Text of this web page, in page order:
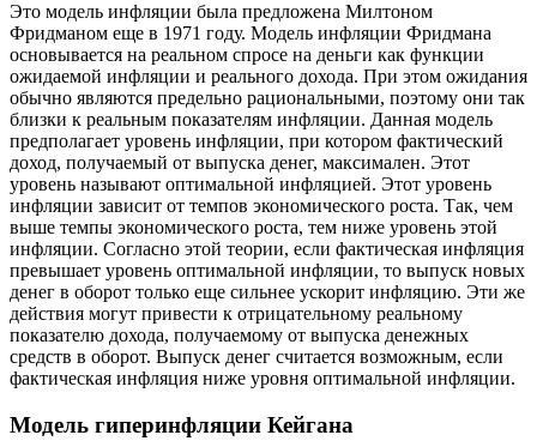
Это модель инфляции была предложена Милтоном
Фридманом еще в 1971 году. Модель инфляции Фридмана
основывается на реальном спросе на деньги как функции
ожидаемой инфляции и реального дохода. При этом ожидания
обычно являются предельно рациональными, поэтому они так
близки к реальным показателям инфляции. Данная модель
предполагает уровень инфляции, при котором фактический
доход, получаемый от выпуска денег, максимален. Этот
уровень называют оптимальной инфляцией. Этот уровень
инфляции зависит от темпов экономического роста. Так, чем
выше темпы экономического роста, тем ниже уровень этой
инфляции. Согласно этой теории, если фактическая инфляция
превышает уровень оптимальной инфляции, то выпуск новых
денег в оборот только еще сильнее ускорит инфляцию. Эти же
действия могут привести к отрицательному реальному
показателю дохода, получаемому от выпуска денежных
средств в оборот. Выпуск денег считается возможным, если
фактическая инфляция ниже уровня оптимальной инфляции.
Модель гиперинфляции Кейгана